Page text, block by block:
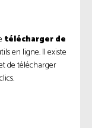
télécharger de
en ligne. Il existe
de télécharger